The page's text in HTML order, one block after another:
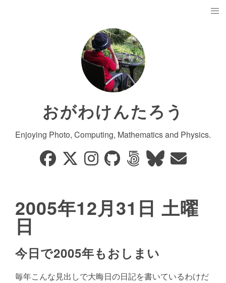
おがわけんたろう
Enjoying Photo, Computing, Mathematics and Physics.
2005年12月31日 土曜
日
今日で2005年もおしまい
毎年こんな見出しで大晦日の日記を書いているわけだ